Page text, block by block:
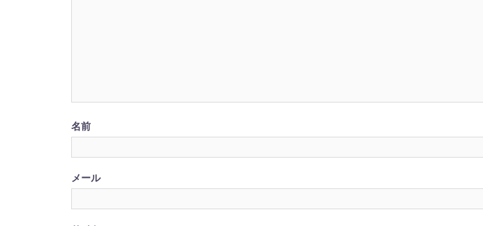
名前
メール